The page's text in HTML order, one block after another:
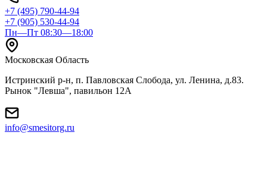
+7 (495) 790-44-94
+7 (905) 530-44-94
Пн—Пт 08:30—18:00
Московская Область
Истринский р-н, п. Павловская Слобода, ул. Ленина, д.83.
Рынок "Левша", павильон 12A
info@smesitorg.ru